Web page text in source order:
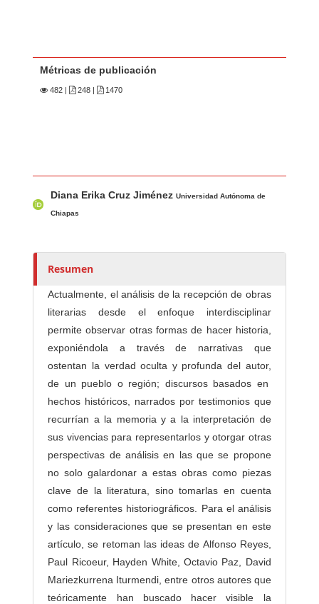
Métricas de publicación
482 | 248 | 1470
u
r
s
Diana Erika Cruz JiménezUniversidad Autónoma de
Chiapas
Resumen
Actualmente, el análisis de la recepción de obras
literarias desde el enfoque interdisciplinar
permite observar otras formas de hacer historia,
exponiéndola a través de narrativas que
ostentan la verdad oculta y profunda del autor,
de un pueblo o región; discursos basados en
hechos históricos, narrados por testimonios que
recurrían a la memoria y a la interpretación de
sus vivencias para representarlos y otorgar otras
perspectivas de análisis en las que se propone
no solo galardonar a estas obras como piezas
clave de la literatura, sino tomarlas en cuenta
como referentes historiográficos. Para el análisis
y las consideraciones que se presentan en este
artículo, se retoman las ideas de Alfonso Reyes,
Paul Ricoeur, Hayden White, Octavio Paz, David
Mariezkurrena Iturmendi, entre otros autores que
teóricamente han buscado hacer visible la